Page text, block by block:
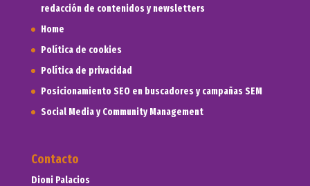
redacción de contenidos y newsletters
Home
Política de cookies
Política de privacidad
Posicionamiento SEO en buscadores y campañas SEM
Social Media y Community Management
Contacto
Dioni Palacios